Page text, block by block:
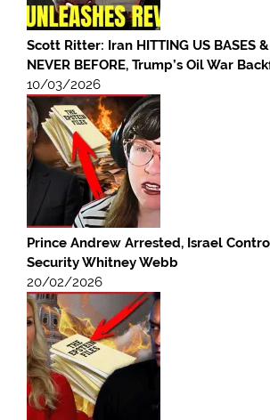
Scott Ritter: Iran HITTING US BASES
NEVER BEFORE, Trump’s Oil War
10/03/2026
Prince Andrew Arrested, Israel
Security Whitney Webb
20/02/2026